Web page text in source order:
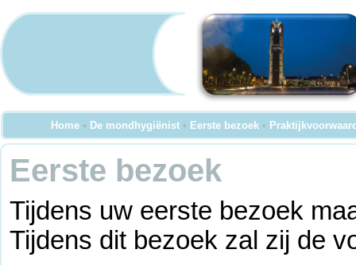
Home • De mondhygiënist • Eerste bezoek •
Eerste bezoek
Tijdens uw eerste bezoek
Tijdens dit bezoek zal zij de